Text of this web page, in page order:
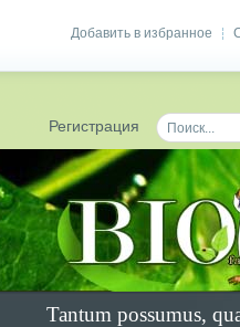
Добавить в избранное
Регистрация
Tantum possumus,